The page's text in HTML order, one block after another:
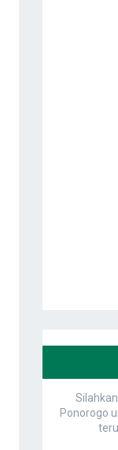
Ponorogo